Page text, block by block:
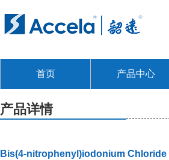
首页 产品中心
产品详情
Bis(4-nitrophenyl)iodonium Chloride